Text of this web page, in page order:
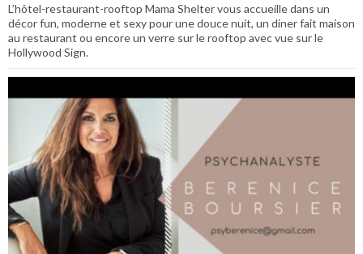
L’hôtel-restaurant-rooftop Mama Shelter vous accueille dans un
décor fun, moderne et sexy pour une douce nuit, un diner fait maison
au restaurant ou encore un verre sur le rooftop avec vue sur le
Hollywood Sign.